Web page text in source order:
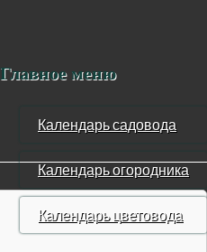
Главное меню
Календарь садовода
Календарь огородника
Календарь цветовода